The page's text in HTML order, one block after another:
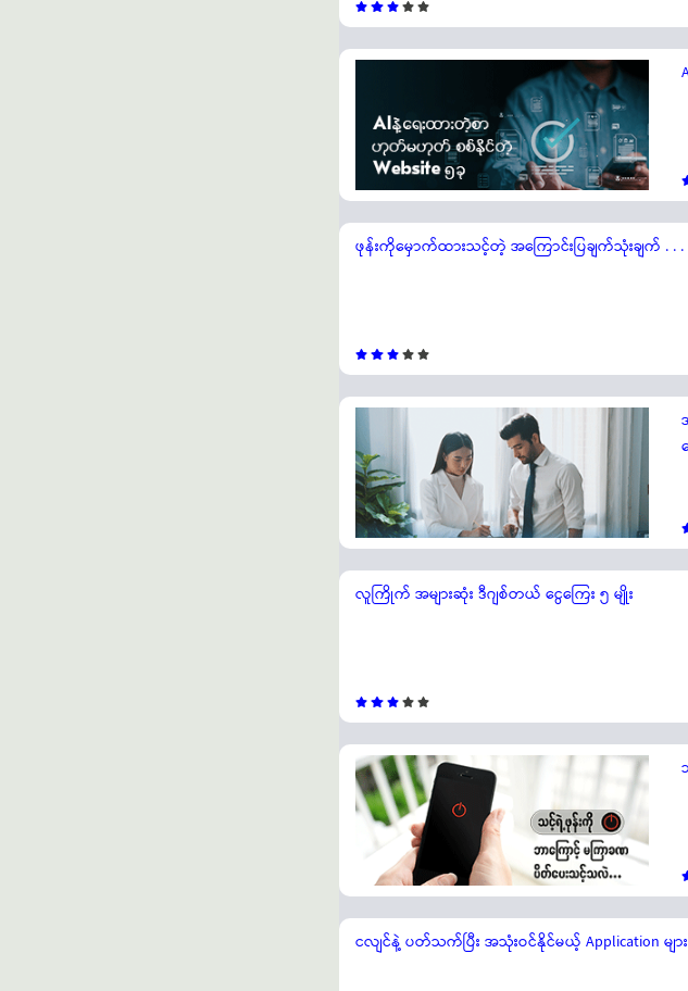
ဖုန်းကိုမှောက်ထားသင့်တဲ့ အကြောင်းပြချက်သုံးချက် . . .
လူကြိုက် အများဆုံး ဒီဂျစ်တယ် ငွေကြေး ၅ မျိုး
ငလျင်နဲ့ ပတ်သက်ပြီး အသုံးဝင်နိုင်မယ့် Application များ